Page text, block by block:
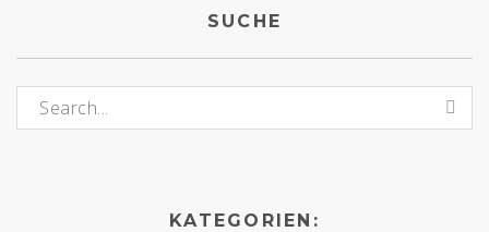
SUCHE
Suchen nach:
KATEGORIEN: